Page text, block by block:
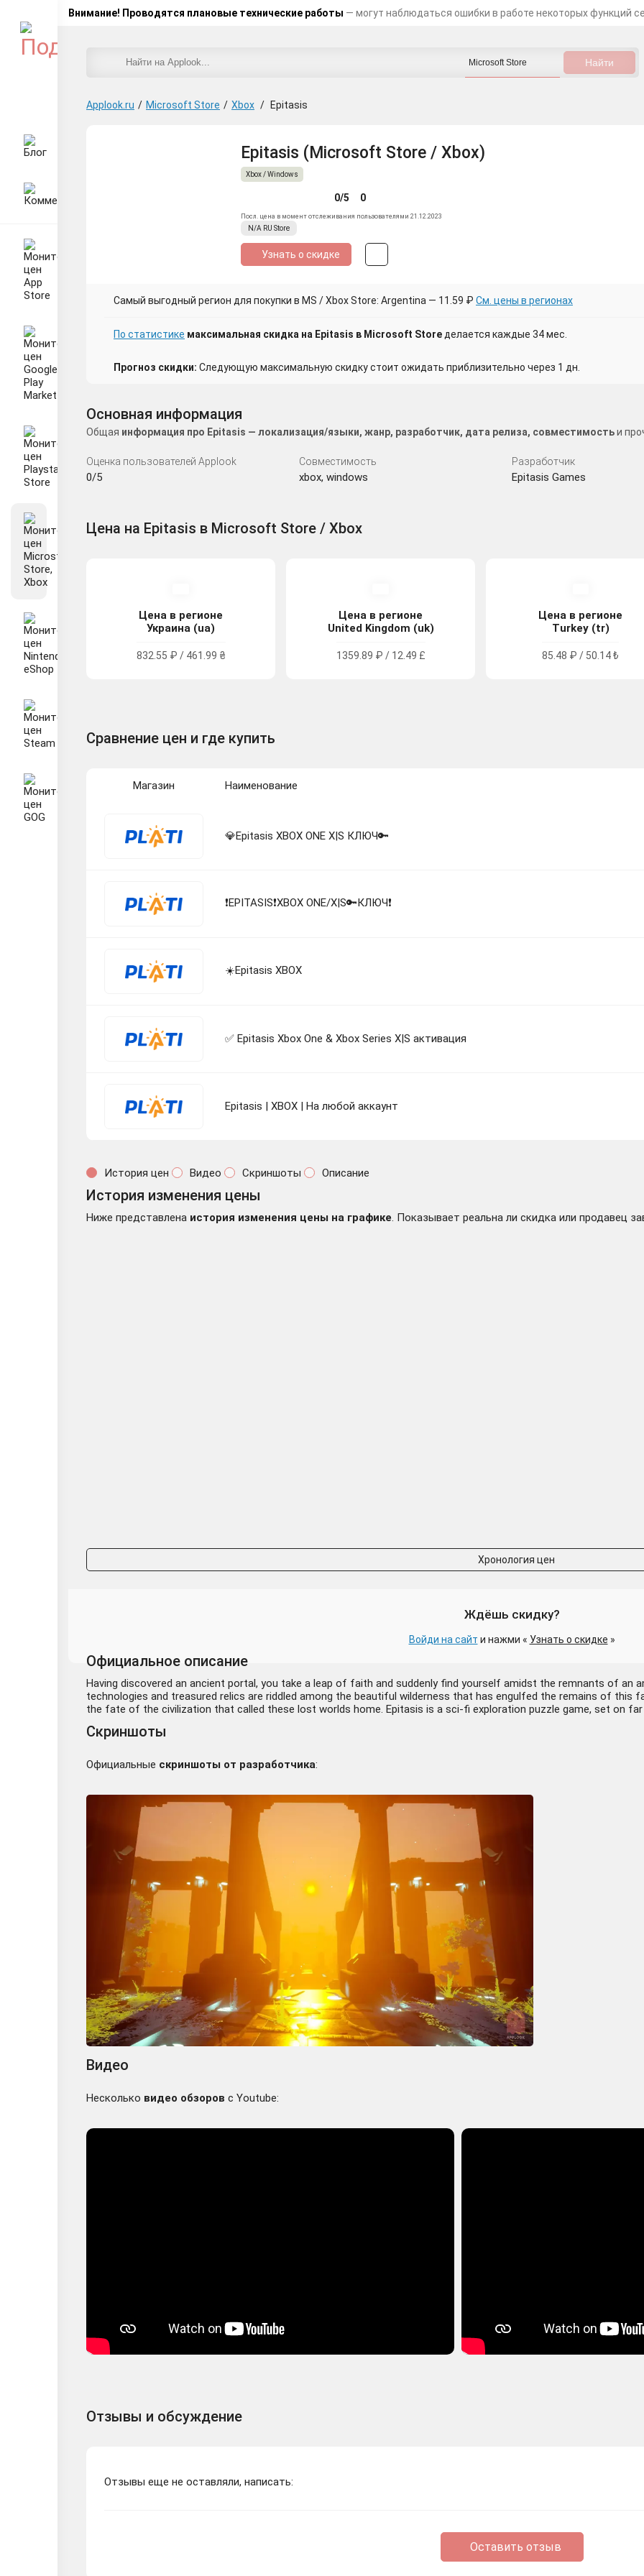
Внимание! Проводятся плановые технические работы — могут наблюдаться ошибки в работе некоторых функций
Applook.ru / Microsoft Store / Xbox / Epitasis
Epitasis (Microsoft Store / Xbox)
Xbox / Windows
0/5 0
Посл. цена в момент отслеживания пользователями 21.12.2023
N/A RU Store
Узнать о скидке
Самый выгодный регион для покупки в MS / Xbox Store: Argentina — 11.59 ₽ См. цены в регионах
По статистике максимальная скидка на Epitasis в Microsoft Store делается каждые 34 мес.
Прогноз скидки: Следующую максимальную скидку стоит ожидать приблизительно через 1 дн.
Основная информация
Общая информация про Epitasis — локализация/языки, жанр, разработчик, дата релиза, совместимостьи
Оценка пользователей Applook
0/5
Совместимость
xbox, windows
Разработчик
Epitasis Games
Цена на Epitasis в Microsoft Store / Xbox
Цена в регионе
Украина (ua)
832.55 ₽ / 461.99 ₴
Цена в регионе
United Kingdom (uk)
1359.89 ₽ / 12.49 £
Цена в регионе
Turkey (tr)
85.48 ₽ / 50.14 ₺
Сравнение цен и где купить
Магазин Наименование
💎Epitasis XBOX ONE X|S КЛЮЧ🔑
❗EPITASIS❗XBOX ONE/X|S🔑КЛЮЧ❗
☀️Epitasis XBOX
✅ Epitasis Xbox One & Xbox Series X|S активация
Epitasis | XBOX | На любой аккаунт
История цен Видео Скриншоты Описание
История изменения цены
Ниже представлена история изменения цены на графике. Показывает реальна ли скидка или продавец
Хронология цен
Ждёшь скидку?
Войди на сайт и нажми « Узнать о скидке »
Официальное описание
Having discovered an ancient portal, you take a leap of faith and suddenly find yourself amidst the remnants of an
technologies and treasured relics are riddled among the beautiful wilderness that has engulfed the remains of this
the fate of the civilization that called these lost worlds home. Epitasis is a sci-fi exploration puzzle game, set on
Скриншоты
Официальные скриншоты от разработчика:
Видео
Несколько видео обзоров с Youtube:
Отзывы и обсуждение
Отзывы еще не оставляли, написать:
Оставить отзыв